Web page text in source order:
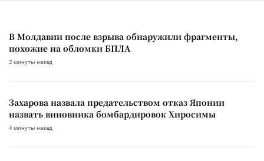
В Молдавии после взрыва обнаружили фрагменты,
похожие на обломки БПЛА
2 минуты назад
Захарова назвала предательством отказ Японии
назвать виновника бомбардировок Хиросимы
4 минуты назад